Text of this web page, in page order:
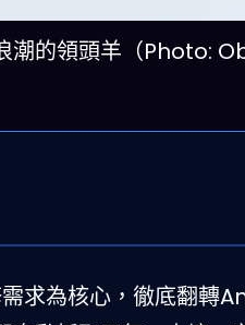
潮的領頭羊（Photo:
求為核心，徹底翻轉